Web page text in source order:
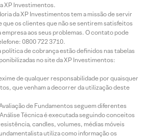
XP Investimentos.
da XP Investimentos tem a missão de servir
que os clientes que não se sentirem satisfeitos
empresa aos seus problemas. O contato pode
0800 722 3710.
política de cobrança estão definidos nas tabelas
no site da XP Investimentos:
de qualquer responsabilidade por quaisquer
que venham a decorrer da utilização deste
de Fundamentos seguem diferentes
Técnica é executada seguindo conceitos
candles, volumes, médias móveis
utiliza como informação os